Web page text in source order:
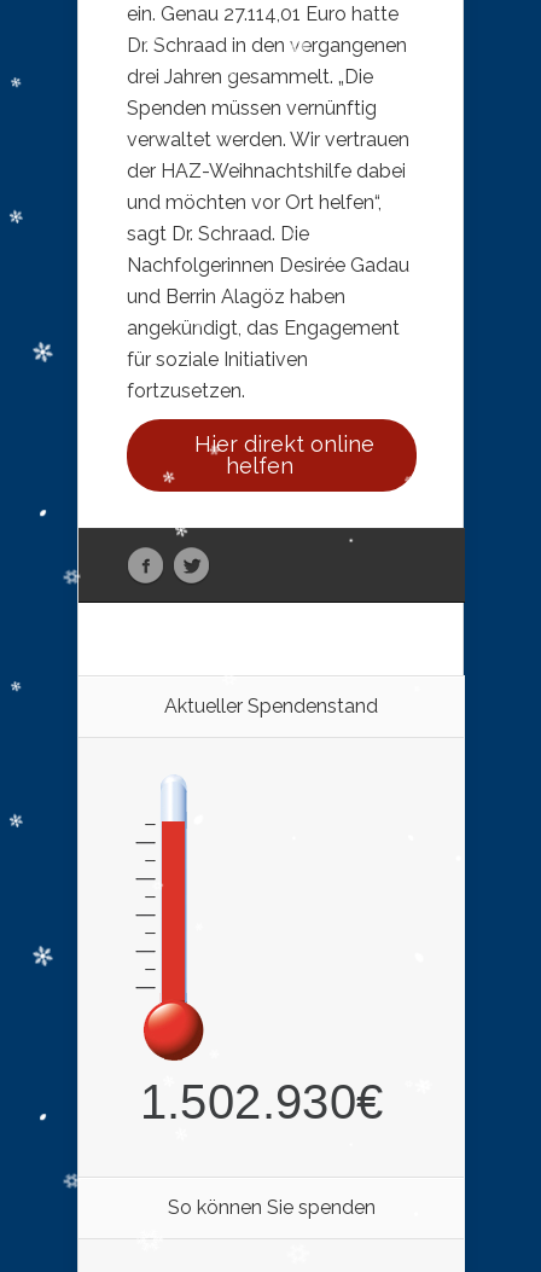
ein. Genau 27.114,01 Euro hatte
Dr. Schraad in den vergangenen
drei Jahren gesammelt. „Die
Spenden müssen vernünftig
verwaltet werden. Wir vertrauen
der HAZ-Weihnachtshilfe dabei
und möchten vor Ort helfen“,
sagt Dr. Schraad. Die
Nachfolgerinnen Desirée Gadau
und Berrin Alagöz haben
angekündigt, das Engagement
für soziale Initiativen
fortzusetzen.
Hier direkt online
helfen
Aktueller Spendenstand
So können Sie spenden